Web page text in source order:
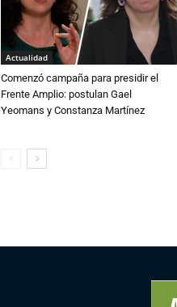
Actualidad
Comenzó campaña para presidir el
Frente Amplio: postulan Gael
Yeomans y Constanza Martínez